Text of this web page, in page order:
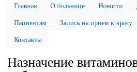
Главная О больнице Новости
Пациентам
Запись на прием к врачу
Контакты
Назначение